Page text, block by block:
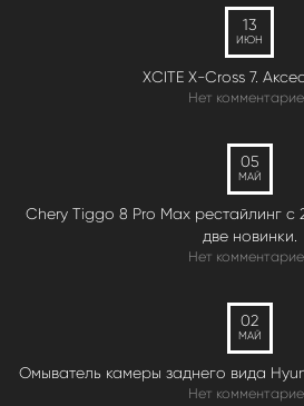
13
ИЮН
XCITE X-Cross 7.
Нет
05
МАЙ
Chery Tiggo 8 Pro Max рестайлинг с
две новинки.
Нет
02
МАЙ
Омыватель камеры заднего вида
Нет